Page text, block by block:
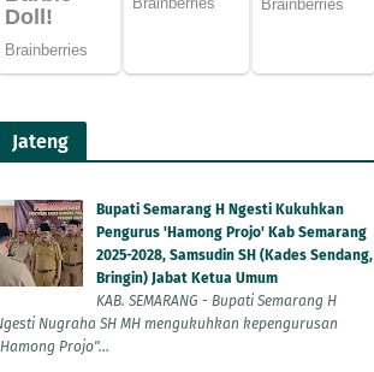
Jateng
Bupati Semarang H Ngesti Kukuhkan
Pengurus 'Hamong Projo' Kab Semarang
2025-2028, Samsudin SH (Kades Sendang,
Bringin) Jabat Ketua Umum
KAB. SEMARANG - Bupati Semarang H
Nugraha SH MH mengukuhkan kepengurusan
Projo"...